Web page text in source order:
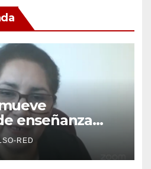
enseñanza
el contexto de
RED